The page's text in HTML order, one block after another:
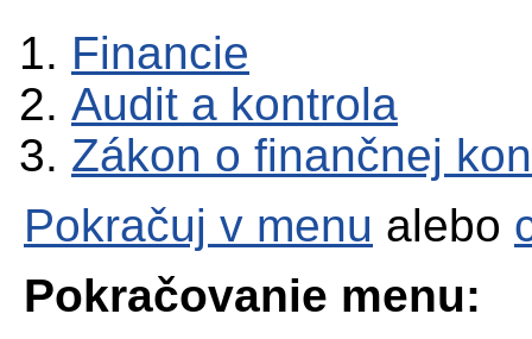
Financie
Audit a kontrola
Zákon o finančnej
Pokračuj v menu alebo
Pokračovanie menu: